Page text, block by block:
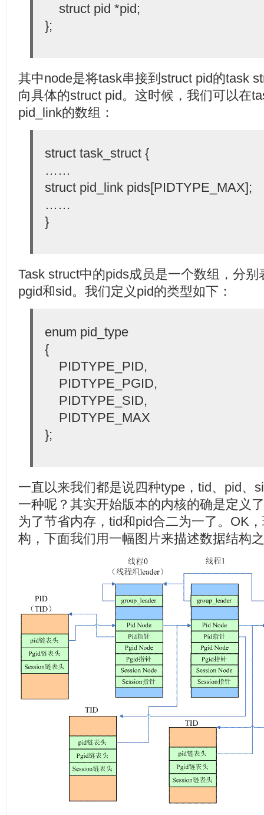
struct pid *pid;
};
其中node是将task串接到struct pid的task
向具体的struct pid。这时候，我们可以在
pid_link的数组：
struct task_struct {
……
struct pid_link pids[PIDTYPE_MAX];
……
}
Task struct中的pids成员是一个数组，分
pgid和sid。我们定义pid的类型如下：
enum pid_type
{
PIDTYPE_PID,
PIDTYPE_PGID,
PIDTYPE_SID,
PIDTYPE_MAX
};
一直以来我们都是说四种type，tid、pid、
一种呢？其实开始版本的内核的确是定义
为了节省内存，tid和pid合二为一了。OK
构，下面我们用一幅图片来描述数据结构